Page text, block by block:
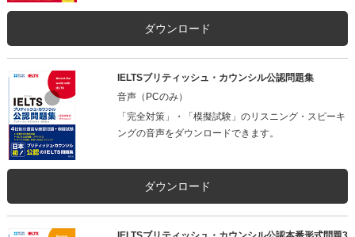
ダウンロード
IELTSブリティッシュ・カウンシル公認問題集
音声（PCのみ）
「完全対策」・「模擬試験」のリスニング・スピーキ
ングの音声をダウンロードできます。
ダウンロード